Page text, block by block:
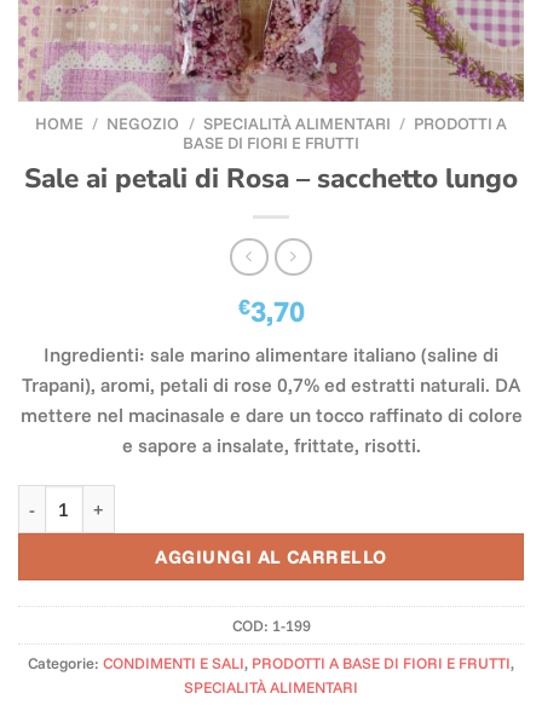
HOME / NEGOZIO / SPECIALITÀ ALIMENTARI / PRODOTTI A
BASE DI FIORI E FRUTTI
Sale ai petali di Rosa – sacchetto lungo
€3,70
Ingredienti: sale marino alimentare italiano (saline di
Trapani), aromi, petali di rose 0,7% ed estratti naturali. DA
mettere nel macinasale e dare un tocco raffinato di colore
e sapore a insalate, frittate, risotti.
AGGIUNGI AL CARRELLO
COD: 1-199
Categorie: CONDIMENTI E SALI, PRODOTTI A BASE DI FIORI E FRUTTI,
SPECIALITÀ ALIMENTARI